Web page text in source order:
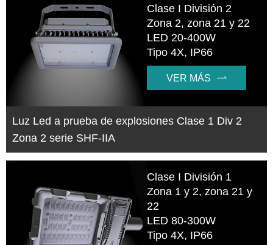
Clase I División 2
Zona 2, zona 21 y 22
LED 20-400W
Tipo 4X, IP66
VER MÁS 
Luz Led a prueba de explosiones Clase 1 Div 2
Zona 2 serie SHF-IIA
Clase I División 1
Zona 1 y 2, zona 21 y
22
LED 80-300W
Tipo 4X, IP66